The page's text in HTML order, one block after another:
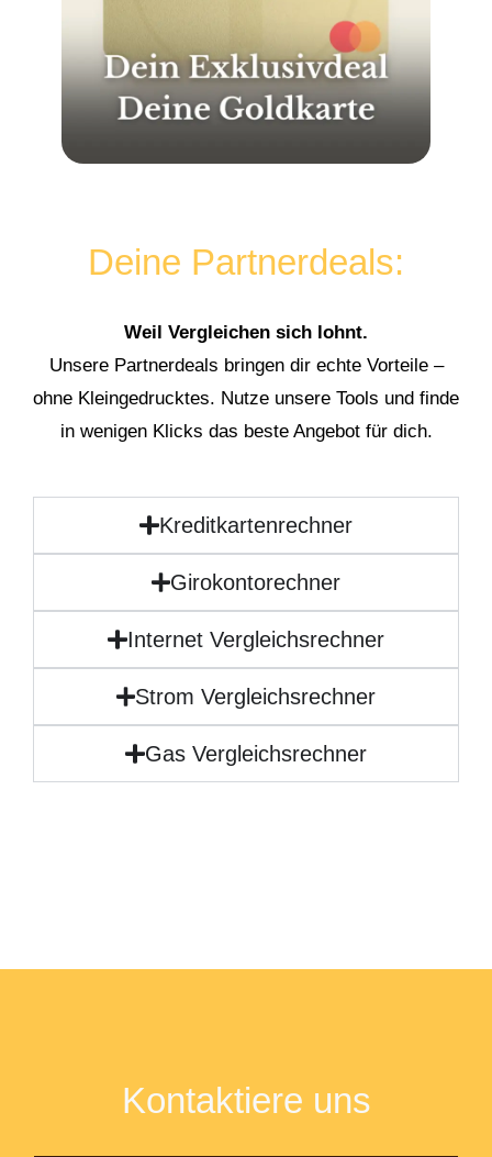
Deine Partnerdeals:
Weil Vergleichen sich lohnt.
Unsere Partnerdeals bringen dir echte Vorteile –
ohne Kleingedrucktes. Nutze unsere Tools und finde
in wenigen Klicks das beste Angebot für dich.
Kreditkartenrechner
Girokontorechner
Internet Vergleichsrechner
Strom Vergleichsrechner
Gas Vergleichsrechner
Kontaktiere uns